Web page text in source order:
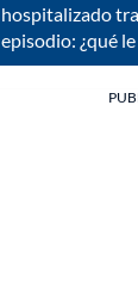
hospitalizado
episodio: ¿qué le